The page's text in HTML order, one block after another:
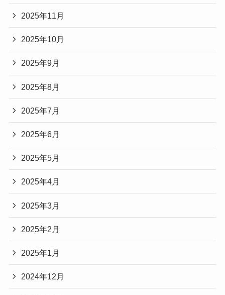
2025年11月
2025年10月
2025年9月
2025年8月
2025年7月
2025年6月
2025年5月
2025年4月
2025年3月
2025年2月
2025年1月
2024年12月